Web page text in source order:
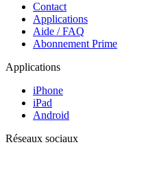
Contact
Applications
Aide / FAQ
Abonnement Prime
Applications
iPhone
iPad
Android
Réseaux sociaux